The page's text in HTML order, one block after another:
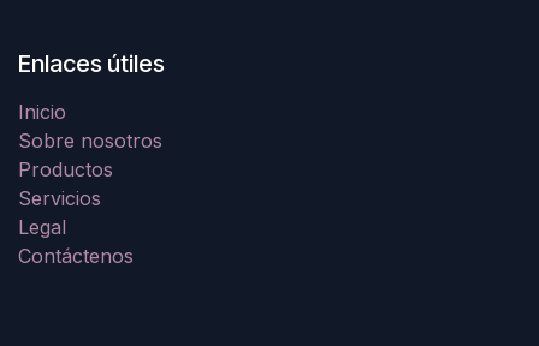
Enlaces útiles
Inicio
Sobre nosotros
Productos
Servicios
Legal
Contáctenos